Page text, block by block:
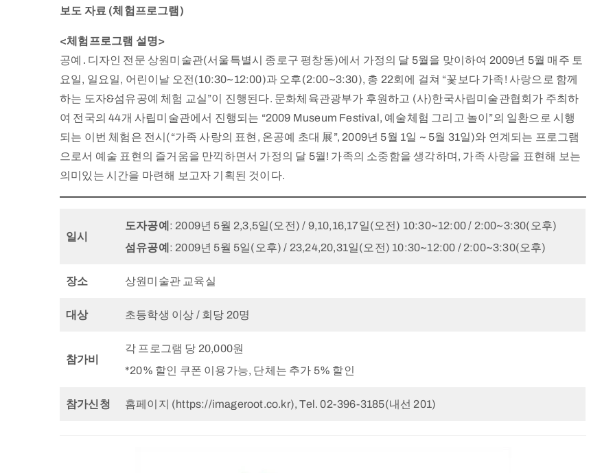
보도 자료 (체험프로그램)
<체험프로그램 설명>
공예․디자인 전문 상원미술관(서울특별시 종로구 평창동)에서 가정의 달 5월을 맞이하여 2009년 5월 매주 토
요일, 일요일, 어린이날 오전(10:30~12:00)과 오후(2:00~3:30), 총 22회에 걸쳐 “꽃보다 가족! 사랑으로 함께
하는 도자&섬유공예 체험 교실”이 진행된다. 문화체육관광부가 후원하고 (사)한국사립미술관협회가 주최하
여 전국의 44개 사립미술관에서 진행되는 “2009 Museum Festival, 예술체험 그리고 놀이”의 일환으로 시행
되는 이번 체험은 전시(“가족 사랑의 표현, 온공예 초대 展”, 2009년 5월 1일 ~ 5월 31일)와 연계되는 프로그램
으로서 예술 표현의 즐거움을 만끽하면서 가정의 달 5월! 가족의 소중함을 생각하며, 가족 사랑을 표현해 보는
의미있는 시간을 마련해 보고자 기획된 것이다.
일시
도자공예 : 2009년 5월 2,3,5일(오전) / 9,10,16,17일(오전) 10:30~12:00 / 2:00~3:30(오후)
섬유공예 : 2009년 5월 5일(오후) / 23,24,20,31일(오전) 10:30~12:00 / 2:00~3:30(오후)
장소 상원미술관 교육실
대상 초등학생 이상 / 회당 20명
참가비
각 프로그램 당 20,000원
*20% 할인 쿠폰 이용가능, 단체는 추가 5% 할인
참가신청 홈페이지 (https://imageroot.co.kr), Tel. 02-396-3185(내선 201)